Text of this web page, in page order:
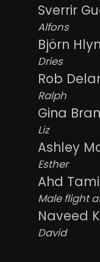
Sverrir
Alfons
Björn
Dries
Rob
Ralph
Gina
Liz
Ashley
Esther
Ahd
Male flight
Naveed
David